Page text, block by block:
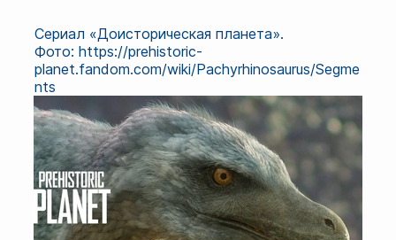
Сериал «Доисторическая планета».
Фото: https://prehistoric-
planet.fandom.com/wiki/Pachyrhinosaurus/Segme
nts